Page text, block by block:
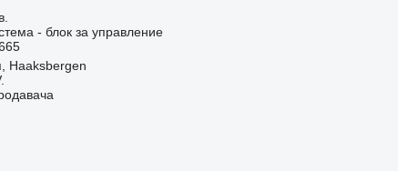
- блок за управление
Haaksbergen